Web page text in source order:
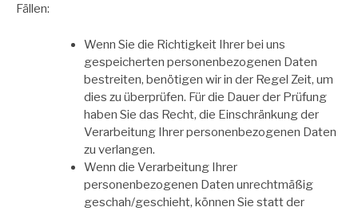
Fällen:
Wenn Sie die Richtigkeit Ihrer bei uns
gespeicherten personenbezogenen Daten
bestreiten, benötigen wir in der Regel Zeit, um
dies zu überprüfen. Für die Dauer der Prüfung
haben Sie das Recht, die Einschränkung der
Verarbeitung Ihrer personenbezogenen Daten
zu verlangen.
Wenn die Verarbeitung Ihrer
personenbezogenen Daten unrechtmäßig
geschah/geschieht, können Sie statt der